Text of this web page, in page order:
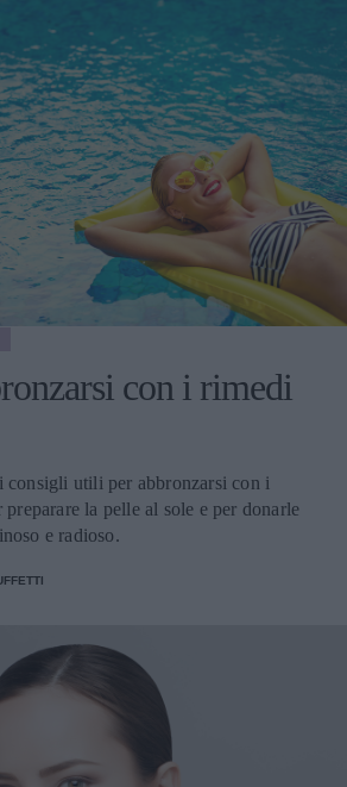
con i rimedi
consigli utili per abbronzarsi con i
la pelle al sole e per donarle
e radioso.